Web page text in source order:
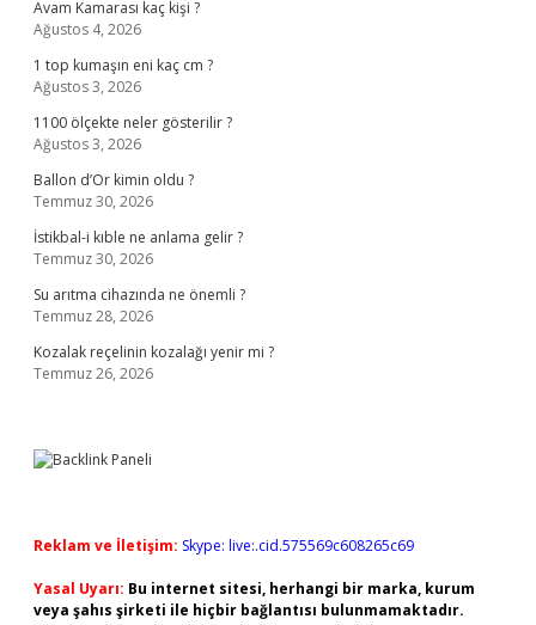
Avam Kamarası kaç kişi ?
Ağustos 4, 2026
1 top kumaşın eni kaç cm ?
Ağustos 3, 2026
1100 ölçekte neler gösterilir ?
Ağustos 3, 2026
Ballon d’Or kimin oldu ?
Temmuz 30, 2026
İstikbal-i kıble ne anlama gelir ?
Temmuz 30, 2026
Su arıtma cihazında ne önemli ?
Temmuz 28, 2026
Kozalak reçelinin kozalağı yenir mi ?
Temmuz 26, 2026
Reklam ve İletişim: Skype: live:.cid.575569c608265c69
Yasal Uyarı: Bu internet sitesi, herhangi bir marka, kurum
veya şahıs şirketi ile hiçbir bağlantısı bulunmamaktadır.